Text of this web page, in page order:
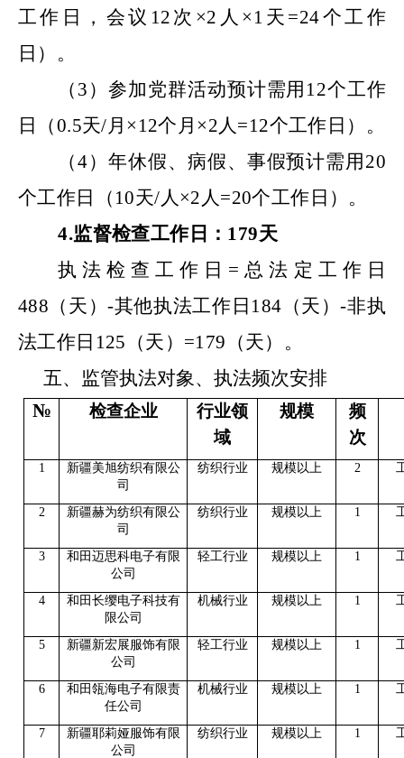
工作日，会议 12 次 ×2 人 ×1天=24个工作
日）。
（ 3）参加党群活动预计需用 12个工作
日（0.5天/月×12个月×2 人 =12个工作日）。
（4）年休假、病假、事假预计需用 20
个工作日（ 10天/人×2 人 =20个工作日）。
4.监督检查工作日： 179天
执法检查工作日 =总法定工作日
488（天）-其他执法工作日 184（天）-非执
法工作日 125（天） =179（天） 。
五、 监管执法对象、 执法频次安排
№
检查企业
行业领
域
规模
频
次
1
新疆美旭纺织有限公
司
纺织行业 规模以上 2
2
新疆赫为纺织有限公
司
纺织行业 规模以上 1
3
和田迈思科电子有限
公司
轻工行业 规模以上 1
4
和田长缨电子科技有
限公司
机械行业 规模以上 1
5
新疆新宏展服饰有限
公司
轻工行业 规模以上 1
6
和田瓴海电子有限责
任公司
机械行业 规模以上 1
7
新疆耶莉娅服饰有限
公司
纺织行业 规模以上 1